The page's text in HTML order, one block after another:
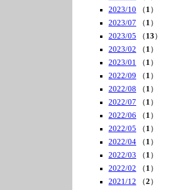
2023/10 （ 1 ）
2023/07 （ 1 ）
2023/05 （ 13 ）
2023/02 （ 1 ）
2023/01 （ 1 ）
2022/09 （ 1 ）
2022/08 （ 1 ）
2022/07 （ 1 ）
2022/06 （ 1 ）
2022/05 （ 1 ）
2022/04 （ 1 ）
2022/03 （ 1 ）
2022/02 （ 1 ）
2021/12 （2 ）